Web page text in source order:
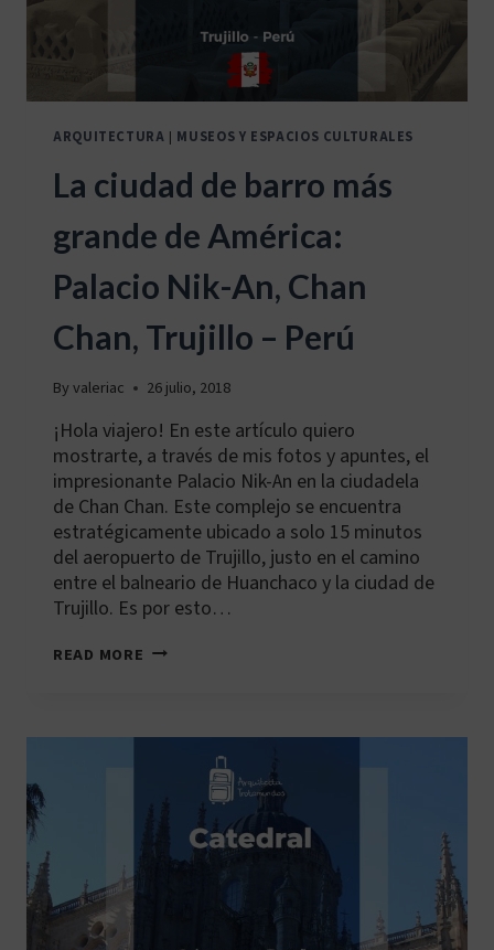
ARQUITECTURA | MUSEOS Y ESPACIOS CULTURALES
La ciudad de barro más
grande de América:
Palacio Nik-An, Chan
Chan, Trujillo – Perú
Byvaleriac 26 julio, 2018
¡Hola viajero! En este artículo quiero
mostrarte, a través de mis fotos y apuntes, el
impresionante Palacio Nik-An en la ciudadela
de Chan Chan. Este complejo se encuentra
estratégicamente ubicado a solo 15 minutos
del aeropuerto de Trujillo, justo en el camino
entre el balneario de Huanchaco y la ciudad de
Trujillo. Es por esto…
READ MORE LA
AMÉRICA:
PALACIO
CHAN